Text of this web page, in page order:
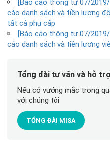
[Báo cáo thông tư 07/
cáo danh sách và tiền lương
tất cả phụ cấp
[Báo cáo thông tư 07/
cáo danh sách và tiền lương
Tổng đài tư vấn và hỗ
Nếu có vướng mắc trong
với chúng tôi
TỔNG ĐÀI MISA